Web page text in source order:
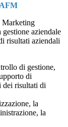
aziendale
risultati aziendali
di gestione,
di
dei risultati di
la
la